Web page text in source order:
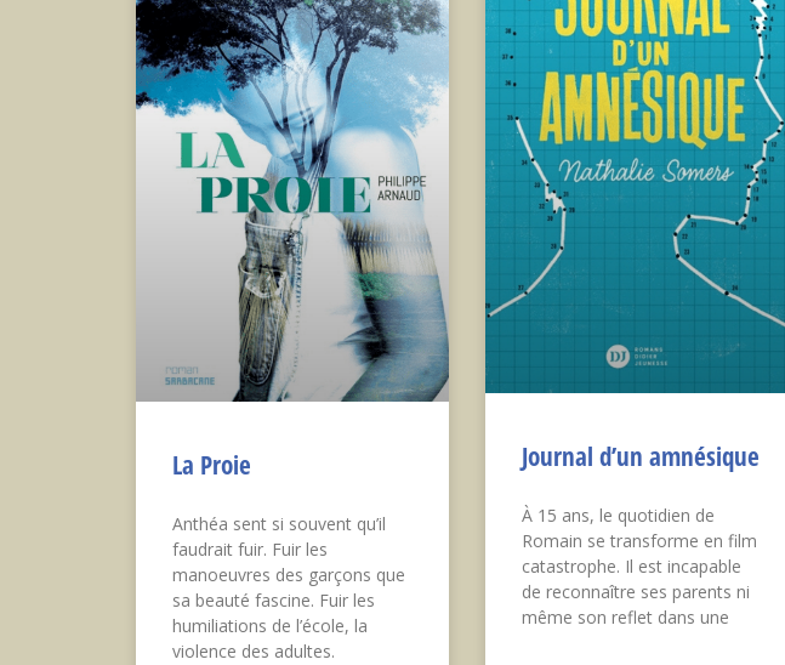
La Proie
Anthéa sent si souvent qu’il
faudrait fuir. Fuir les
manoeuvres des garçons que
sa beauté fascine. Fuir les
humiliations de l’école, la
violence des adultes.
Journal d’un amnésique
À 15 ans, le quotidien de
Romain se transforme en film
catastrophe. Il est incapable
de reconnaître ses parents ni
même son reflet dans une